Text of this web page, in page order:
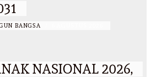
BANGSA
NASIONAL 2026,